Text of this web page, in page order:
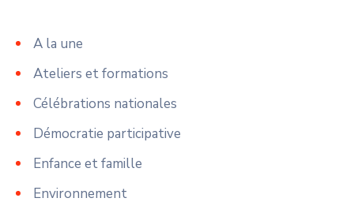
A la une
Ateliers et formations
Célébrations nationales
Démocratie participative
Enfance et famille
Environnement